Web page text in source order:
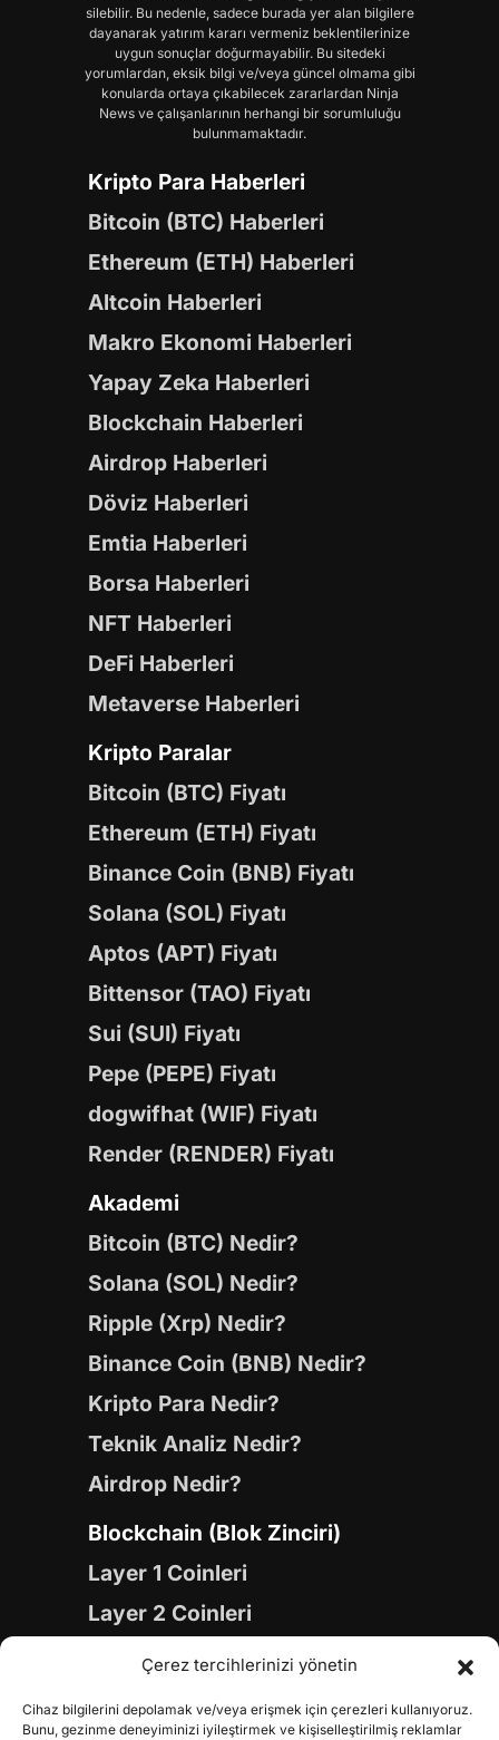
Çerez tercihlerinizi yönetin
Cihaz bilgilerini depolamak ve/veya erişmek için çerezleri kullanıyoruz.
Bunu, gezinme deneyiminizi iyileştirmek ve kişiselleştirilmiş reklamlar
silebilir. Bu nedenle, sadece burada yer alan bilgilere
dayanarak yatırım kararı vermeniz beklentilerinize
uygun sonuçlar doğurmayabilir. Bu sitedeki
yorumlardan, eksik bilgi ve/veya güncel olmama gibi
konularda ortaya çıkabilecek zararlardan Ninja
News ve çalışanlarının herhangi bir sorumluluğu
bulunmamaktadır.
Kripto Para Haberleri
Bitcoin (BTC) Haberleri
Ethereum (ETH) Haberleri
Altcoin Haberleri
Makro Ekonomi Haberleri
Yapay Zeka Haberleri
Blockchain Haberleri
Airdrop Haberleri
Döviz Haberleri
Emtia Haberleri
Borsa Haberleri
NFT Haberleri
DeFi Haberleri
Metaverse Haberleri
Kripto Paralar
Bitcoin (BTC) Fiyatı
Ethereum (ETH) Fiyatı
Binance Coin (BNB) Fiyatı
Solana (SOL) Fiyatı
Aptos (APT) Fiyatı
Bittensor (TAO) Fiyatı
Sui (SUI) Fiyatı
Pepe (PEPE) Fiyatı
dogwifhat (WIF) Fiyatı
Render (RENDER) Fiyatı
Akademi
Bitcoin (BTC) Nedir?
Solana (SOL) Nedir?
Ripple (Xrp) Nedir?
Binance Coin (BNB) Nedir?
Kripto Para Nedir?
Teknik Analiz Nedir?
Airdrop Nedir?
Blockchain (Blok Zinciri)
Layer 1 Coinleri
Layer 2 Coinleri
Yapay Zeka (AI) Coinleri
Gaming Coinleri